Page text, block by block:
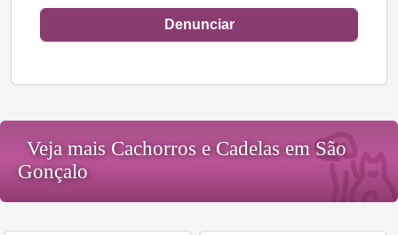
Denunciar
Veja mais Cachorros e Cadelas em São
Gonçalo